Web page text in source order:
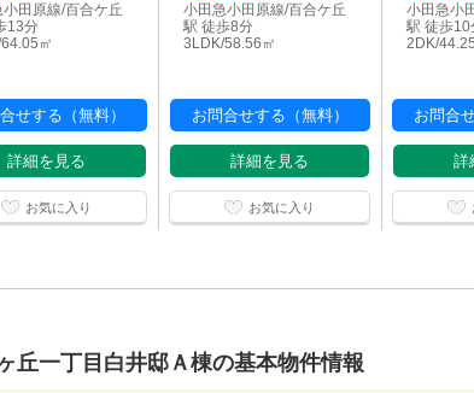
田原線/百合ケ丘
13分
㎡
せする（無料）
詳細を見る
お気に入り
小田急小田原線/百合ケ丘
駅 徒歩8分
3LDK/58.56㎡
お問合せする（無料）
詳細を見る
お気に入り
小田急小
駅 徒歩10
2DK/
お問合
詳
丘一丁目白井邸Ａ棟の基本物件情報